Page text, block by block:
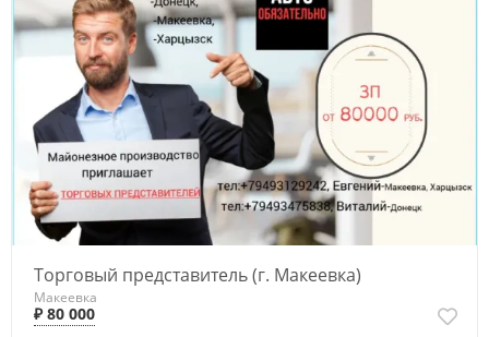
Торговый представитель (г. Макеевка)
Макеевка
₽ 80 000